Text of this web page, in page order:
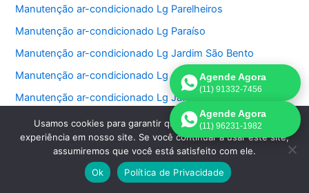
Manutenção ar-condicionado Lg Parelheiros
Manutenção ar-condicionado Lg Paraíso
Manutenção ar-condicionado Lg Jardim São Bento
Manutenção ar-condicionado Lg Jardim Paulistano
Manutenção ar-condicionado Lg Jardim Paulista
Manutenção ar-condicionado Lg Jardim Morumbi
Manutenção ar-condicionado Lg Jardim Fonte do Morumbi
Manutenção ar-condicionado Lg Jardim Europa
Manutenção ar-condicionado Lg Jardim das Perdizes
Agende Agora
(11) 91332-7456
Agende Agora
(11) 96231-1982
Usamos cookies para garantir que oferecemos a melhor
experiência em nosso site. Se você continuar a usar este site,
assumiremos que você está satisfeito com ele.
Ok
Política de Privacidade